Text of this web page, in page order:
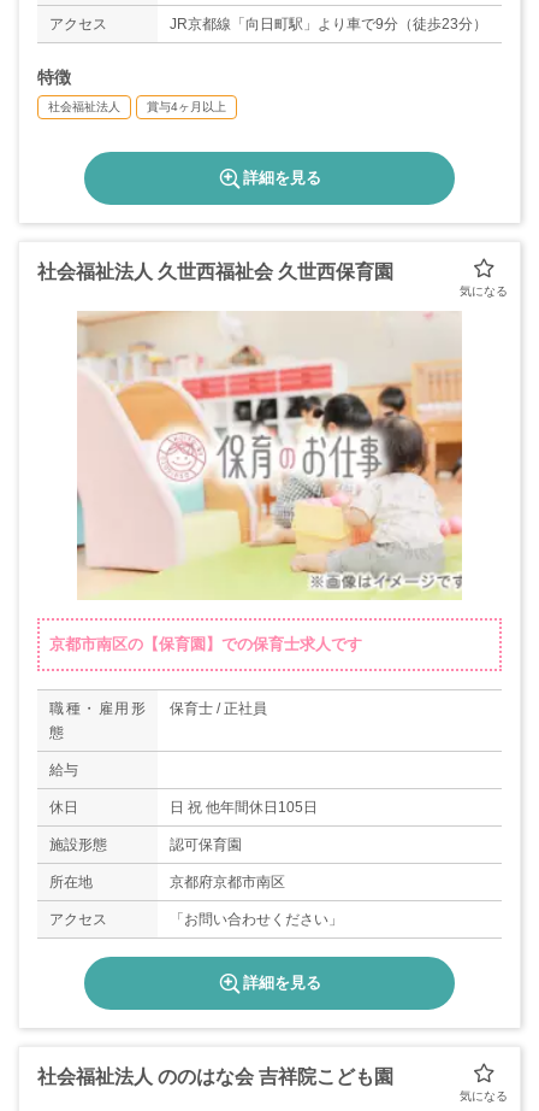
アクセス JR京都線「向日町駅」より車で9分（徒歩23分）
特徴
社会福祉法人 賞与4ヶ月以上
詳細を見る
社会福祉法人 久世西福祉会 久世西保育園
京都市南区の【保育園】での保育士求人です
職種・雇用形
態
保育士 / 正社員
給与
休日 日 祝 他年間休日105日
施設形態 認可保育園
所在地 京都府京都市南区
アクセス 「お問い合わせください」
詳細を見る
社会福祉法人 ののはな会 吉祥院こども園